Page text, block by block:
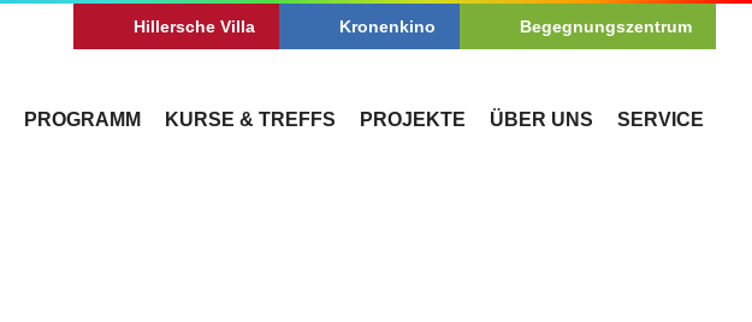
PROGRAMM KURSE & TREFFS PROJEKTE ÜBER UNS SERVICE
Hillersche Villa Kronenkino Begegnungszentrum